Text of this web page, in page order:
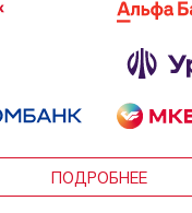
ПОДРОБНЕЕ